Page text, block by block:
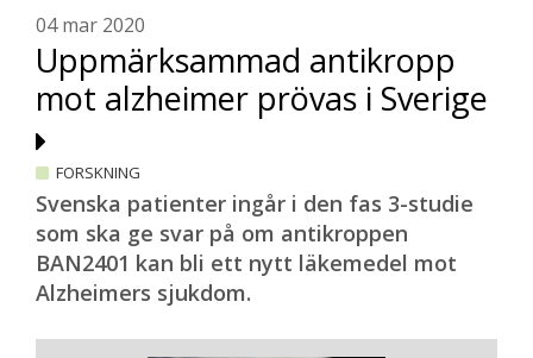
Hansson.
– Det finns ju mängder av stora
populationsstudier där deltagare lämnat
blodprover under flera decennier, prover
som finns sparade. Genom att analysera
dem på nytt finns möjligheten att hitta
nya samband och därigenom få mer
kunskap om Alzheimers sjukdom.
04 mar 2020
Uppmärksammad antikropp
mot alzheimer prövas i Sverige
FORSKNING
Svenska patienter ingår i den fas 3-studie
som ska ge svar på om antikroppen
BAN2401 kan bli ett nytt läkemedel mot
Alzheimers sjukdom.